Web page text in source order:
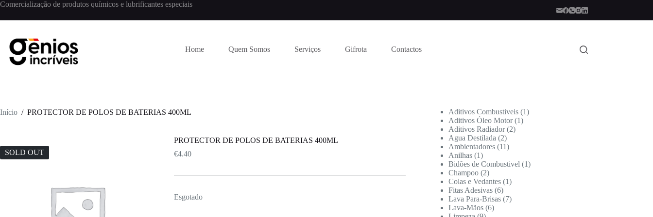
Comercialização de produtos químicos e lubrificantes especiais
Home Quem Somos Serviços Gifrota Contactos
Início / PROTECTOR DE POLOS DE BATERIAS 400ML
SOLD OUT
PROTECTOR DE POLOS DE BATERIAS 400ML
€4.40
Esgotado
Aditivos Combustiveis 1
Aditivos Óleo Motor 1
Aditivos Radiador 2
Agua Destilada
2
Ambientadores 11
Anilhas 1
Bidões de Combustivel
1
Champoo 2
Colas e Vedantes 1
Fitas Adesivas 6
Lava Para-Brisas 7
Lava-Mãos 6